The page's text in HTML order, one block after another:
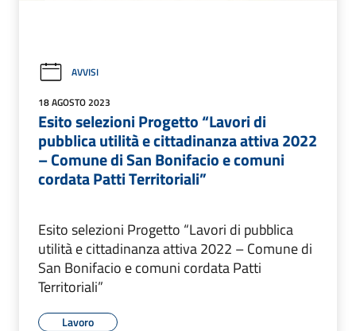
AVVISI
18 AGOSTO 2023
Esito selezioni Progetto “Lavori di
pubblica utilità e cittadinanza attiva 2022
– Comune di San Bonifacio e comuni
cordata Patti Territoriali”
Esito selezioni Progetto “Lavori di pubblica
utilità e cittadinanza attiva 2022 – Comune di
San Bonifacio e comuni cordata Patti
Territoriali”
Lavoro